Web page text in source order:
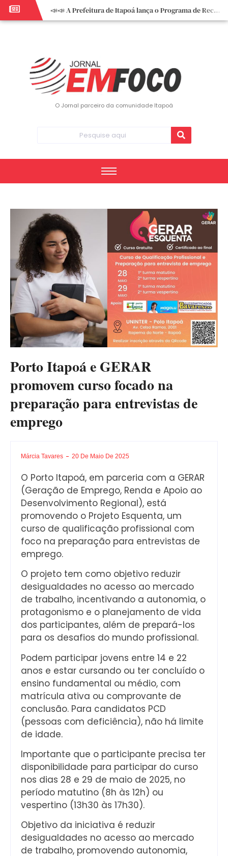
📣📣 A Prefeitura de Itapoá lança o Programa de Recuperação Fiscal (REFIS).
📢 Empreendedor do turismo, esta oportunidade é para você! Itapoá – SC.
O Jornal parceiro da comunidade Itapoá
Porto Itapoá e GERAR
promovem curso focado na
preparação para entrevistas de
emprego
Márcia Tavares 20 De Maio De 2025
O Porto Itapoá, em parceria com a GERAR
(Geração de Emprego, Renda e Apoio ao
Desenvolvimento Regional), está
promovendo o Projeto Esquenta, um
curso de qualificação profissional com
foco na preparação para entrevistas de
emprego.
O projeto tem como objetivo reduzir
desigualdades no acesso ao mercado
de trabalho, incentivando a autonomia, o
protagonismo e o planejamento de vida
dos participantes, além de prepará-los
para os desafios do mundo profissional.
Podem participar jovens entre 14 e 22
anos e estar cursando ou ter concluído o
ensino fundamental ou médio, com
matrícula ativa ou comprovante de
conclusão. Para candidatos PCD
(pessoas com deficiência), não há limite
de idade.
Importante que o participante precisa ter
disponibilidade para participar do curso
nos dias 28 e 29 de maio de 2025, no
período matutino (8h às 12h) ou
vespertino (13h30 às 17h30).
Objetivo da iniciativa é reduzir
desigualdades no acesso ao mercado
de trabalho, promovendo autonomia,